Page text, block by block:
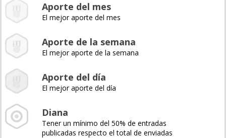
Aporte del mes
El mejor aporte del mes
Aporte de la semana
El mejor aporte de la semana
Aporte del día
El mejor aporte del día
Diana
Tener un mínimo del 50% de entradas
publicadas respecto el total de enviadas